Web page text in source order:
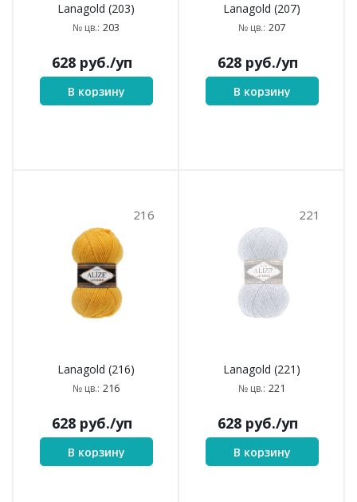
Lanagold (203)
№ цв.: 203
628 руб./уп
В корзину
Lanagold (207)
№ цв.: 207
628 руб./уп
В корзину
216
Lanagold (216)
№ цв.: 216
628 руб./уп
В корзину
221
Lanagold (221)
№ цв.: 221
628 руб./уп
В корзину